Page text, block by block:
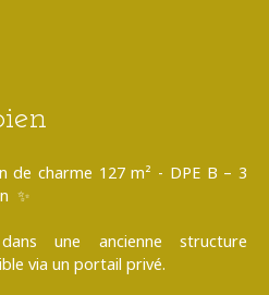
de charme 127 m² - DPE B – 3
✨
une ancienne structure
via un portail privé.